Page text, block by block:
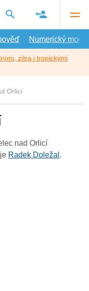
Numerický model
zítra i tropickými
Orlicí
nad Orlicí
Radek Doležal .